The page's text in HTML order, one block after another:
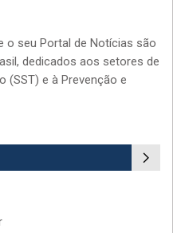
o seu Portal de Notícias são
dedicados aos setores de
(SST) e à Prevenção e